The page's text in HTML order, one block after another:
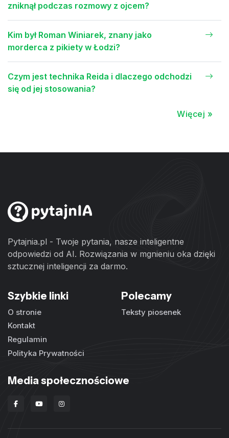
zniknął podczas rozmowy z ojcem?
Kim był Roman Winiarek, znany jako
morderca z pikiety w Łodzi?
Czym jest technika Reida i dlaczego odchodzi
się od jej stosowania?
Więcej »
Pytajnia.pl - Twoje pytania, nasze inteligentne
odpowiedzi od AI. Rozwiązania w mgnieniu oka dzięki
sztucznej inteligencji za darmo.
Szybkie linki
O stronie
Kontakt
Regulamin
Polityka Prywatności
Polecamy
Teksty piosenek
Media społecznościowe